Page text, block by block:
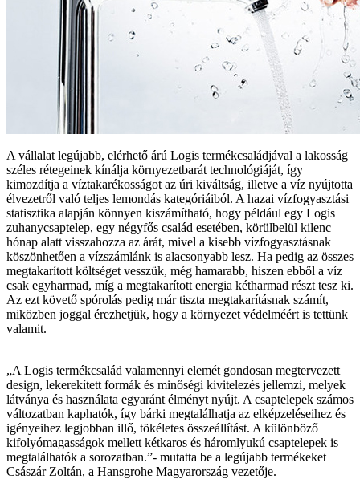
A vállalat legújabb, elérhető árú Logis termékcsaládjával a lakosság
széles rétegeinek kínálja környezetbarát technológiáját, így
kimozdítja a víztakarékosságot az úri kiváltság, illetve a víz nyújtotta
élvezetről való teljes lemondás kategóriáiból. A hazai vízfogyasztási
statisztika alapján könnyen kiszámítható, hogy például egy Logis
zuhanycsaptelep, egy négyfős család esetében, körülbelül kilenc
hónap alatt visszahozza az árát, mivel a kisebb vízfogyasztásnak
köszönhetően a vízszámlánk is alacsonyabb lesz. Ha pedig az összes
megtakarított költséget vesszük, még hamarabb, hiszen ebből a víz
csak egyharmad, míg a megtakarított energia kétharmad részt tesz ki.
Az ezt követő spórolás pedig már tiszta megtakarításnak számít,
miközben joggal érezhetjük, hogy a környezet védelméért is tettünk
valamit.
„A Logis termékcsalád valamennyi elemét gondosan megtervezett
design, lekerekített formák és minőségi kivitelezés jellemzi, melyek
látványa és használata egyaránt élményt nyújt. A csaptelepek számos
változatban kaphatók, így bárki megtalálhatja az elképzeléseihez és
igényeihez legjobban illő, tökéletes összeállítást. A különböző
kifolyómagasságok mellett kétkaros és háromlyukú csaptelepek is
megtalálhatók a sorozatban.”- mutatta be a legújabb termékeket
Császár Zoltán, a Hansgrohe Magyarország vezetője.